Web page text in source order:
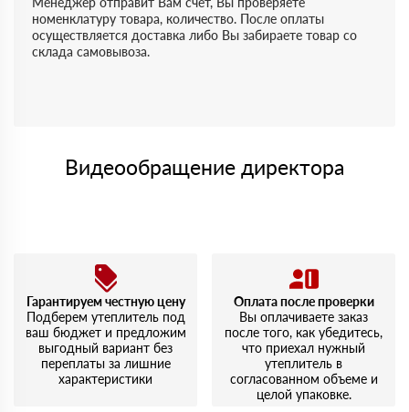
номенклатуру товара, количество. После оплаты
осуществляется доставка либо Вы забираете товар со
склада самовывоза.
Видеообращение директора
Гарантируем честную цену
Подберем утеплитель под
ваш бюджет и предложим
выгодный вариант без
переплаты за лишние
характеристики
Оплата после проверки
Вы оплачиваете заказ
после того, как убедитесь,
что приехал нужный
утеплитель в
согласованном объеме и
целой упаковке.